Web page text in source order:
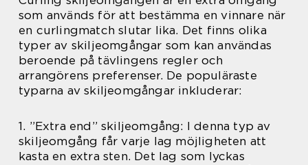
som används för att bestämma en vinnare när
en curlingmatch slutar lika. Det finns olika
typer av skiljeomgångar som kan användas
beroende på tävlingens regler och
arrangörens preferenser. De populäraste
typarna av skiljeomgångar inkluderar:
1. ”Extra end” skiljeomgång: I denna typ av
skiljeomgång får varje lag möjligheten att
kasta en extra sten. Det lag som lyckas